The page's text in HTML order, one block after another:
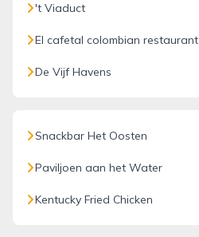
't Viaduct
El cafetal colombian restaurant
De Vijf Havens
Snackbar Het Oosten
Paviljoen aan het Water
Kentucky Fried Chicken